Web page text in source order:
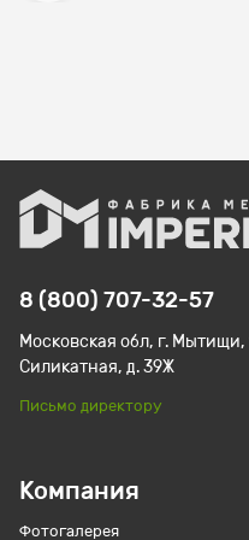
Компания
Фотогалерея
8 (800) 707-32-57
Московская обл, г. Мытищи,
Силикатная, д. 39Ж
Письмо директору